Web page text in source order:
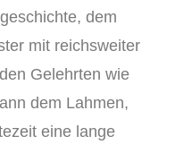
dem
mit reichsweiter
Gelehrten wie
dem Lahmen,
eine lange